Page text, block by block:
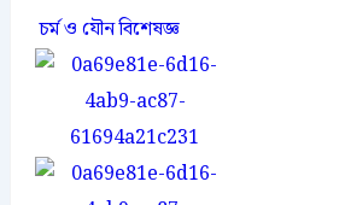
চর্ম ও যৌন বিশেষজ্ঞ